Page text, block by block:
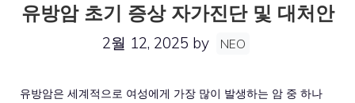
유방암 초기 증상 자가진단 및 대처안
2월 12, 2025 by NEO
유방암은 세계적으로 여성에게 가장 많이 발생하는 암 중 하나